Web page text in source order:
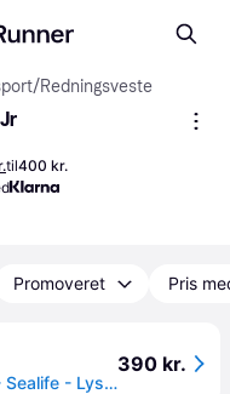
/Redningsveste
til400 kr.
Promoveret Pris
Beco svømmevest til børn (1-6) - Sealife - Lyseblå/grøn
390 kr.